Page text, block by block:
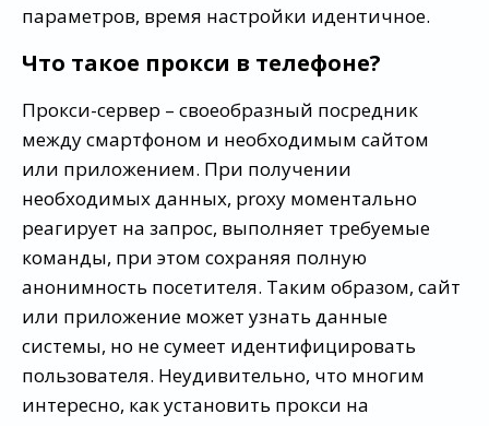
параметров, время настройки идентичное.
Что такое прокси в телефоне?
Прокси-сервер – своеобразный посредник
между смартфоном и необходимым сайтом
или приложением. При получении
необходимых данных, proxy моментально
реагирует на запрос, выполняет требуемые
команды, при этом сохраняя полную
анонимность посетителя. Таким образом, сайт
или приложение может узнать данные
системы, но не сумеет идентифицировать
пользователя. Неудивительно, что многим
интересно, как установить прокси на